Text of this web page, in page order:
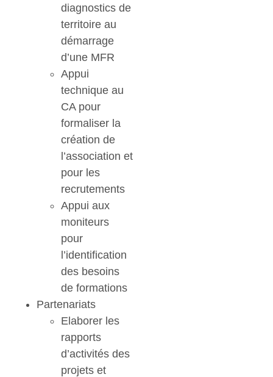
diagnostics de
territoire au
démarrage
d’une MFR
Appui
technique au
CA pour
formaliser la
création de
l’association et
pour les
recrutements
Appui aux
moniteurs
pour
l’identification
des besoins
de formations
Partenariats
Elaborer les
rapports
d’activités des
projets et